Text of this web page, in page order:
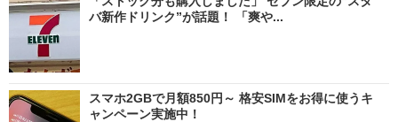
バ新作ドリンク”が話題！ 「爽や...
スマホ2GBで月額850円～ 格安SIMをお得に使うキ
ャンペーン実施中！